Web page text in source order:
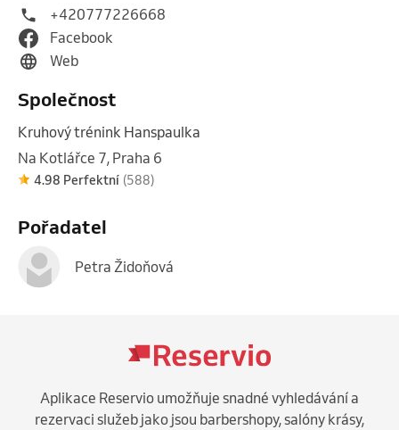
+420777226668
Facebook
Web
Společnost
Kruhový trénink Hanspaulka
Na Kotlářce 7, Praha 6
4.98 Perfektní (588)
Pořadatel
Petra Židoňová
Aplikace Reservio umožňuje snadné vyhledávání a
rezervaci služeb jako jsou barbershopy, salóny krásy,